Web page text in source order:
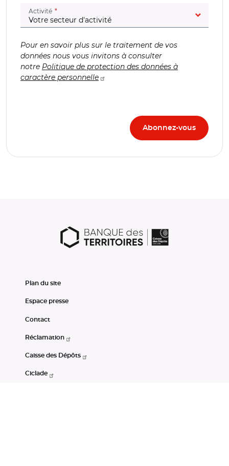
Activité (champ obligatoire)
Pour en savoir plus sur le traitement de vos
données nous vous invitons à consulter
notre Politique de protection des données à
caractère personnelle
Plan du site
Espace presse
Contact
Réclamation
Caisse des Dépôts
Ciclade